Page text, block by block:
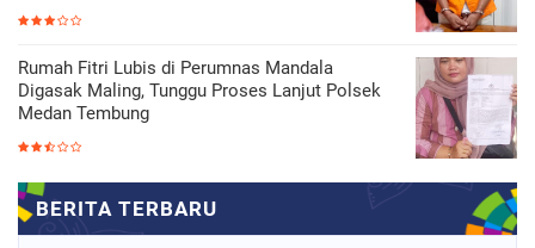
Rumah Fitri Lubis di Perumnas Mandala
Digasak Maling, Tunggu Proses Lanjut Polsek
Medan Tembung